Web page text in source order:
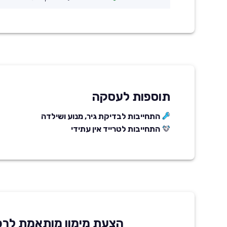
תוספות לעסקה
התחייבות לבדיקת גיר, מנוע ושילדה
התחייבות לטרייד אין עתידי
הצעת מימון מותאמת